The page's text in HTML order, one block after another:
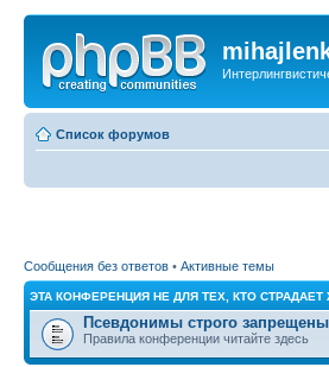
Список форумов
Сообщения без ответов • Активные темы
ЭТА КОНФЕРЕНЦИЯ НЕ ДЛЯ ТЕХ, КТО
Псевдонимы строго
Правила конференции читайте здесь